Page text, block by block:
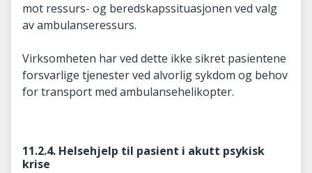
mot ressurs- og beredskapssituasjonen ved valg
av ambulanseressurs.
Virksomheten har ved dette ikke sikret pasientene
forsvarlige tjenester ved alvorlig sykdom og behov
for transport med ambulansehelikopter.
11.2.4. Helsehjelp til pasient i akutt psykisk
krise